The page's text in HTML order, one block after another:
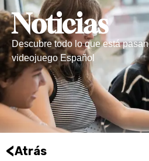
Noticias
Descubre todo lo que está
videojuego Español
<Atrás